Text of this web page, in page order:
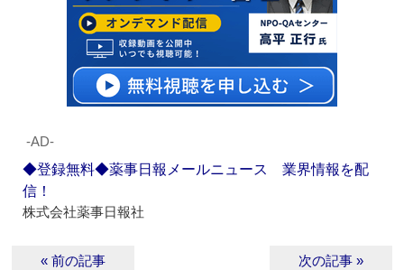
‐AD‐
◆登録無料◆薬事日報メールニュース 業界情報を配
信！
株式会社薬事日報社
« 前の記事 次の記事 »